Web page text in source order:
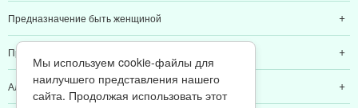
Предназначение быть женщиной
Предназначение быть мамой
Алексей Валяев
Мы используем cookie-файлы для
наилучшего представления нашего
сайта. Продолжая использовать этот